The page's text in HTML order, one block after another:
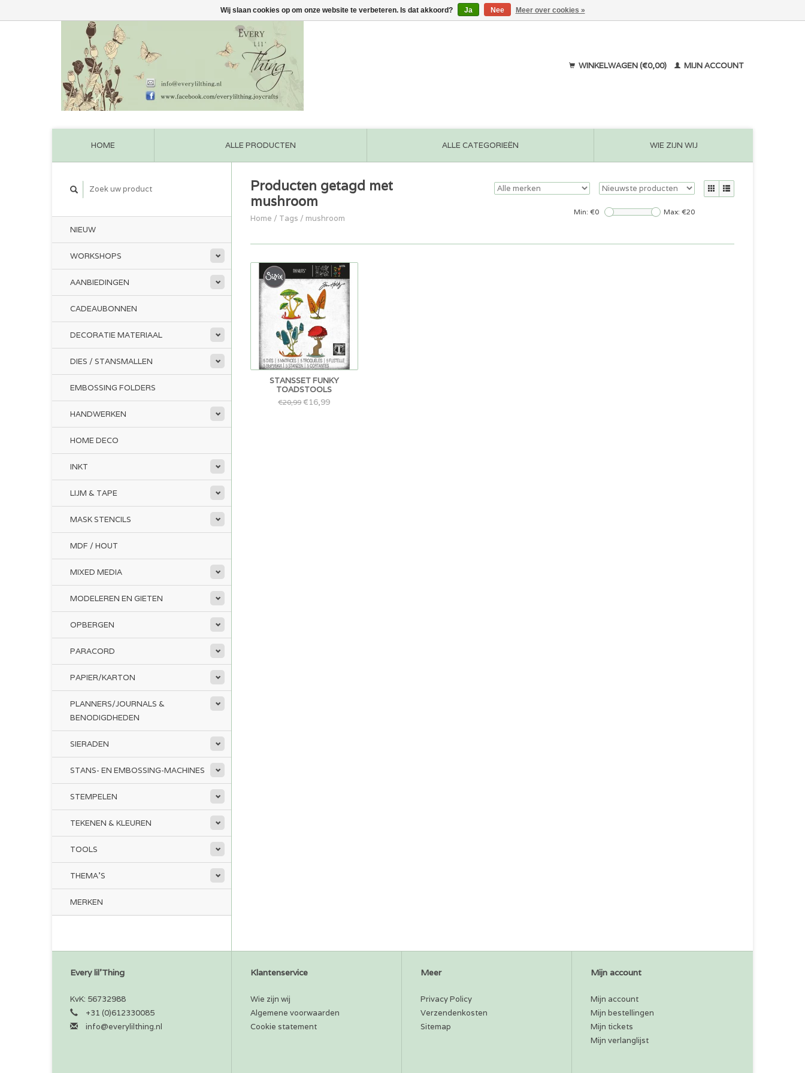
WINKELWAGEN (€0,00) MIJN ACCOUNT
HOME ALLE PRODUCTEN ALLE CATEGORIEËN WIE ZIJN WIJ
NIEUW
WORKSHOPS
AANBIEDINGEN
CADEAUBONNEN
DECORATIE MATERIAAL
DIES / STANSMALLEN
EMBOSSING FOLDERS
HANDWERKEN
HOME DECO
INKT
LIJM & TAPE
MASK STENCILS
MDF / HOUT
MIXED MEDIA
MODELEREN EN GIETEN
OPBERGEN
PARACORD
PAPIER/KARTON
PLANNERS/JOURNALS &
BENODIGDHEDEN
SIERADEN
STANS- EN EMBOSSING-MACHINES
STEMPELEN
TEKENEN & KLEUREN
TOOLS
THEMA'S
MERKEN
Producten getagd met
mushroom
Home / Tags / mushroom
Min: €0 Max: €20
STANSSET FUNKY
TOADSTOOLS
€20,99 €16,99
Every lil'Thing
KvK: 56732988
+31 (0)612330085
info@everylilthing.nl
Klantenservice
Wie zijn wij
Algemene voorwaarden
Cookie statement
Meer
Privacy Policy
Verzendenkosten
Sitemap
Mijn account
Mijn account
Mijn bestellingen
Mijn tickets
Mijn verlanglijst
Wij slaan cookies op om onze website te verbeteren. Is dat akkoord? Ja Nee Meer over cookies »